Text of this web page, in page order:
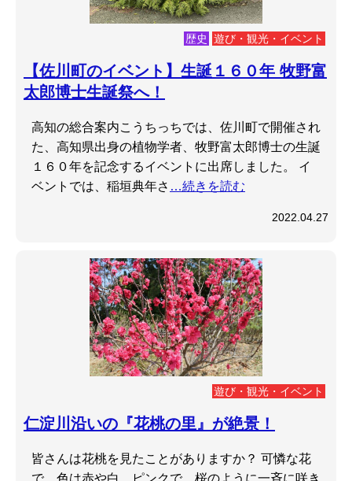
歴史 遊び・観光・イベント
【佐川町のイベント】生誕１６０年 牧野富
太郎博士生誕祭へ！
高知の総合案内こうちっちでは、佐川町で開催され
た、高知県出身の植物学者、牧野富太郎博士の生誕
１６０年を記念するイベントに出席しました。 イ
ベントでは、稲垣典年さ …続きを読む
2022.04.27
遊び・観光・イベント
仁淀川沿いの『花桃の里』が絶景！
皆さんは花桃を見たことがありますか？ 可憐な花
で、色は赤や白、ピンクで、桜のように一斉に咲き